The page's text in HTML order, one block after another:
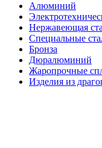
Алюминий
Нержавеющая
Специальные
Бронза
Дюралюминий
Жаропрочные
Изделия из